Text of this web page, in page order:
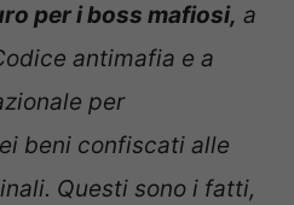
per i boss mafiosi, a
antimafia e a
per
beni confiscati alle
Questi sono i fatti,